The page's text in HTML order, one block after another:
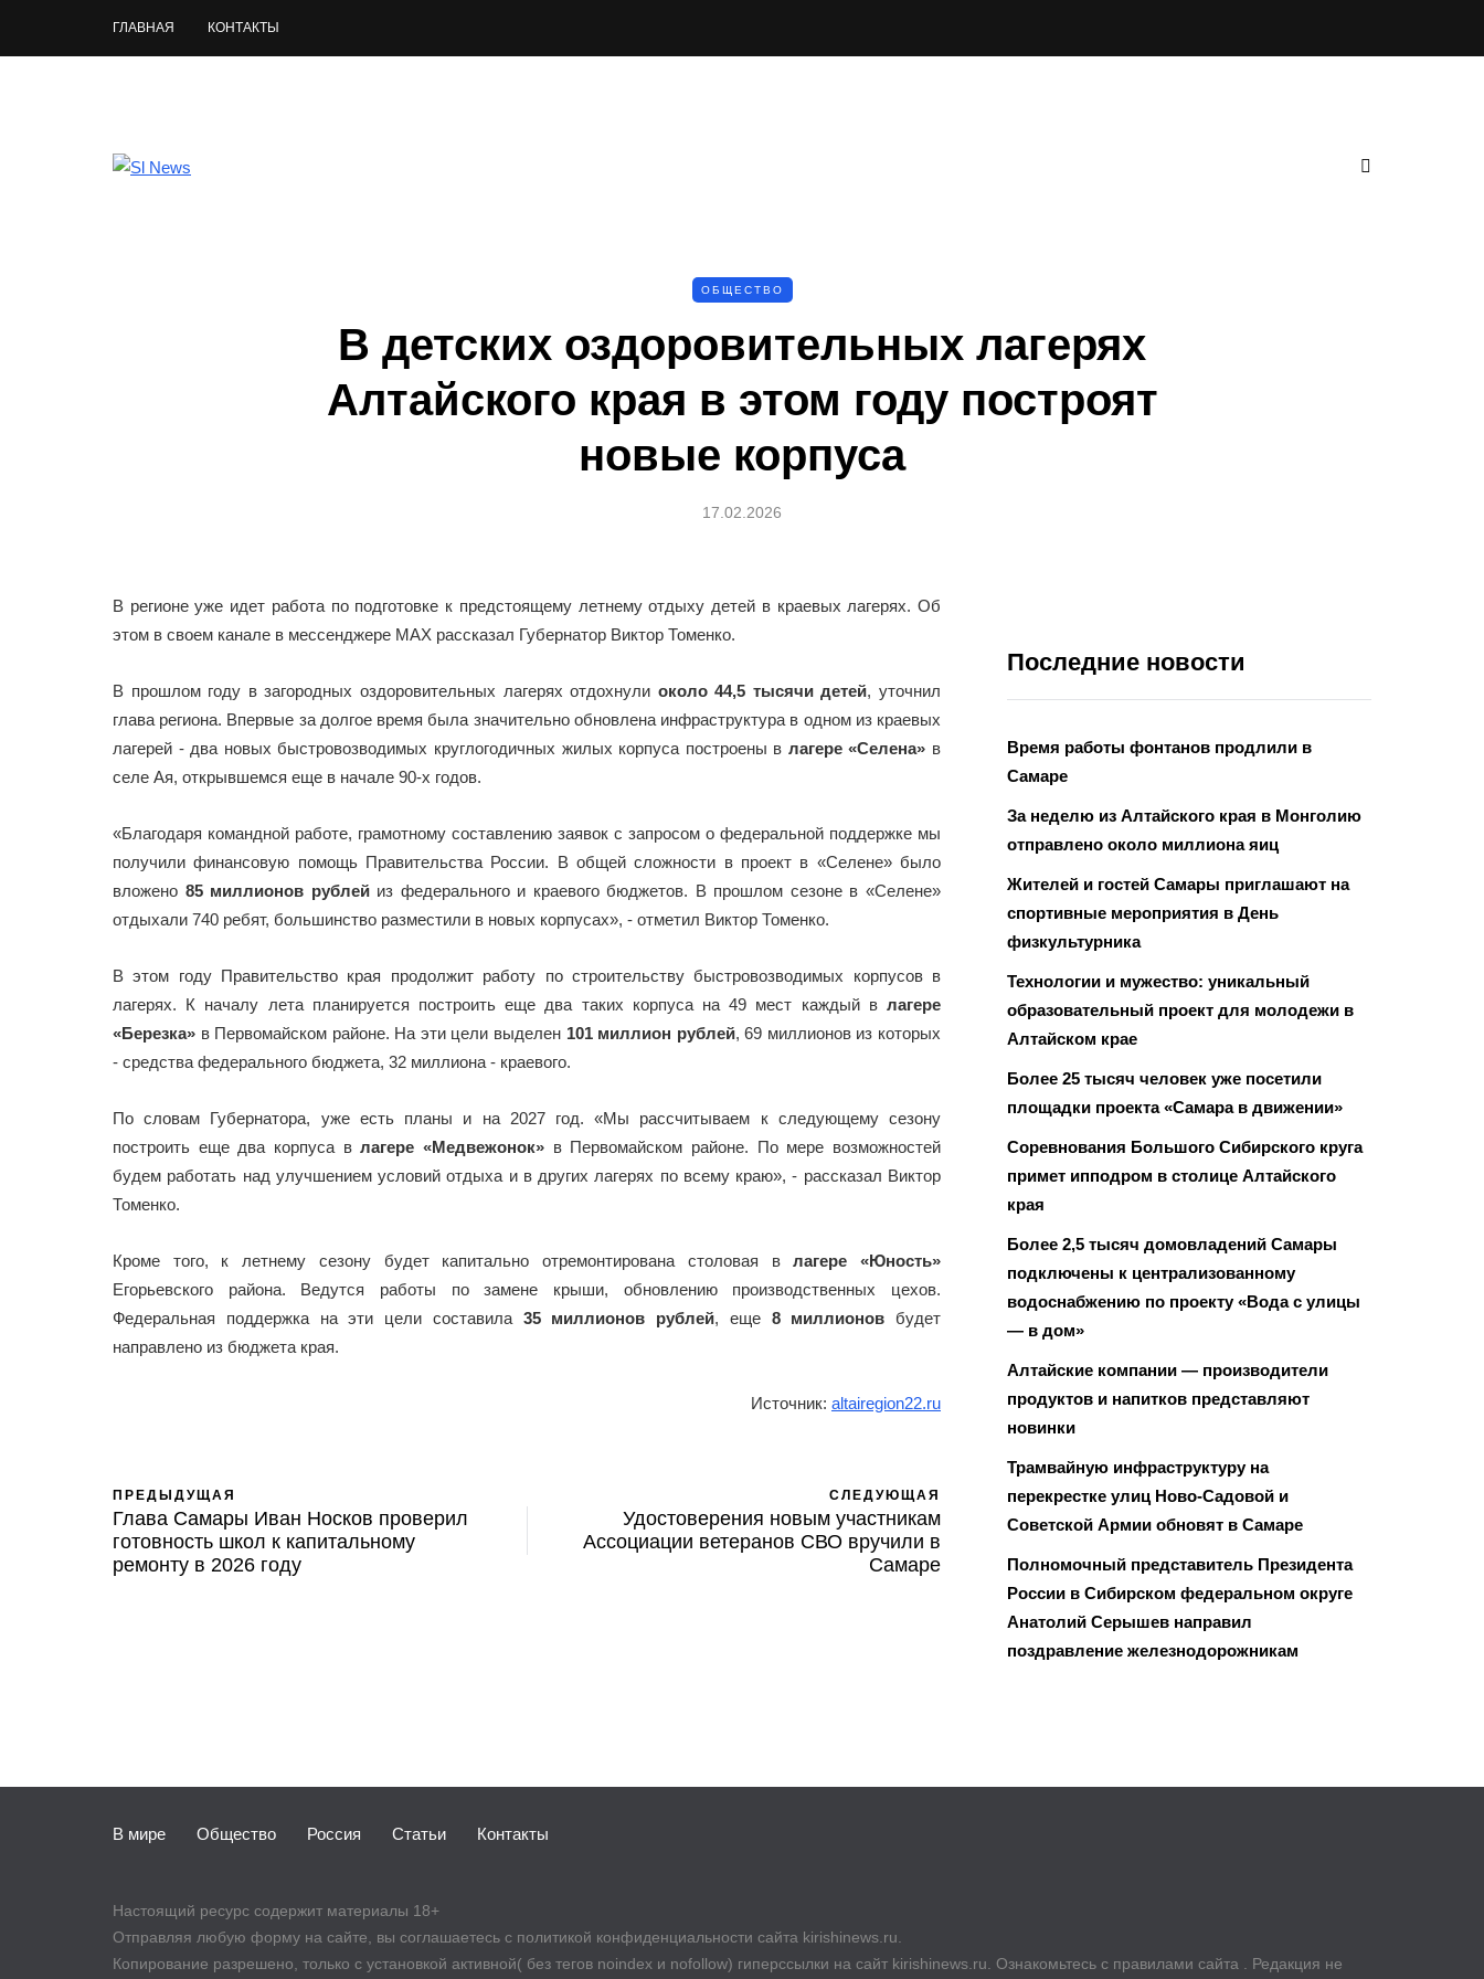
ГЛАВНАЯ КОНТАКТЫ
ОБЩЕСТВО
В детских оздоровительных лагерях
Алтайского края в этом году построят
новые корпуса
17.02.2026
В регионе уже идет работа по подготовке к предстоящему летнему отдыху детей в краевых лагерях. Об
этом в своем канале в мессенджере МАХ рассказал Губернатор Виктор Томенко.
В прошлом году в загородных оздоровительных лагерях отдохнули около 44,5 тысячи детей, уточнил
глава региона. Впервые за долгое время была значительно обновлена инфраструктура в одном из краевых
лагерей - два новых быстровозводимых круглогодичных жилых корпуса построены в лагере «Селена» в
селе Ая, открывшемся еще в начале 90-х годов.
«Благодаря командной работе, грамотному составлению заявок с запросом о федеральной поддержке мы
получили финансовую помощь Правительства России. В общей сложности в проект в «Селене» было
вложено 85 миллионов рублей из федерального и краевого бюджетов. В прошлом сезоне в «Селене»
отдыхали 740 ребят, большинство разместили в новых корпусах», - отметил Виктор Томенко.
В этом году Правительство края продолжит работу по строительству быстровозводимых корпусов в
лагерях. К началу лета планируется построить еще два таких корпуса на 49 мест каждый в лагере
«Березка» в Первомайском районе. На эти цели выделен 101 миллион рублей, 69 миллионов из которых
- средства федерального бюджета, 32 миллиона - краевого.
По словам Губернатора, уже есть планы и на 2027 год. «Мы рассчитываем к следующему сезону
построить еще два корпуса влагере «Медвежонок» в Первомайском районе. По мере возможностей
будем работать над улучшением условий отдыха и в других лагерях по всему краю», - рассказал Виктор
Томенко.
Кроме того, к летнему сезону будет капитально отремонтирована столовая влагере «Юность»
Егорьевского района. Ведутся работы по замене крыши, обновлению производственных цехов.
Федеральная поддержка на эти цели составила 35 миллионов рублей, еще 8 миллионов будет
направлено из бюджета края.
Источник: altairegion22.ru
ПРЕДЫДУЩАЯ
Глава Самары Иван Носков проверил
готовность школ к капитальному
ремонту в 2026 году
СЛЕДУЮЩАЯ
Удостоверения новым участникам
Ассоциации ветеранов СВО вручили в
Самаре
Последние новости
Время работы фонтанов продлили в
Самаре
За неделю из Алтайского края в Монголию
отправлено около миллиона яиц
Жителей и гостей Самары приглашают на
спортивные мероприятия в День
физкультурника
Технологии и мужество: уникальный
образовательный проект для молодежи в
Алтайском крае
Более 25 тысяч человек уже посетили
площадки проекта «Самара в движении»
Соревнования Большого Сибирского круга
примет ипподром в столице Алтайского
края
Более 2,5 тысяч домовладений Самары
подключены к централизованному
водоснабжению по проекту «Вода с улицы
— в дом»
Алтайские компании — производители
продуктов и напитков представляют
новинки
Трамвайную инфраструктуру на
перекрестке улиц Ново-Садовой и
Советской Армии обновят в Самаре
Полномочный представитель Президента
России в Сибирском федеральном округе
Анатолий Серышев направил
поздравление железнодорожникам
В мире Общество Россия Статьи Контакты
Настоящий ресурс содержит материалы 18+
Отправляя любую форму на сайте, вы соглашаетесь с политикой конфиденциальности сайта kirishinews.ru.
Копирование разрешено, только с установкой активной( без тегов noindex и nofollow) гиперссылки на сайт kirishinews.ru. Ознакомьтесь с правилами сайта . Редакция не